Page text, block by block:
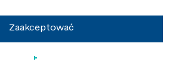
Zaakceptować